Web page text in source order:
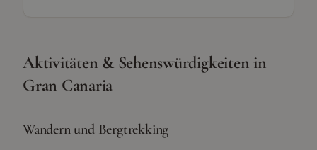
Aktivitäten & Sehenswürdigkeiten in
Gran Canaria
Wandern und Bergtrekking